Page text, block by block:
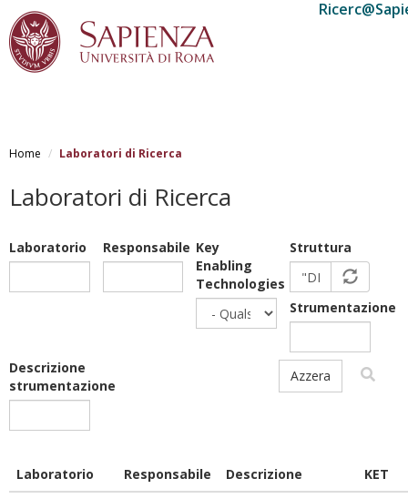
al
principale
Home Laboratori di Ricerca
Laboratori di Ricerca
Laboratorio Responsabile Key
Enabling
Technologies
Struttura
Strumentazione
Descrizione
strumentazione
Azzera
Laboratorio Responsabile Descrizione
KET